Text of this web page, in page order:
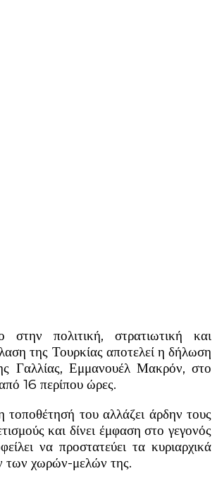
στην πολιτική, στρατιωτική και
της Τουρκίας αποτελεί η δήλωση
Γαλλίας, Εμμανουέλ Μακρόν, στο
16 περίπου ώρες.
του αλλάζει άρδην τους
και δίνει έμφαση στο γεγονός
να προστατεύει τα κυριαρχικά
των χωρών-μελών της.